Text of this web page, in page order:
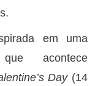
em uma
que acontece
Day(14